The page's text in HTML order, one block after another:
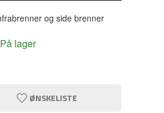
og side brenner
På lager
ØNSKELISTE